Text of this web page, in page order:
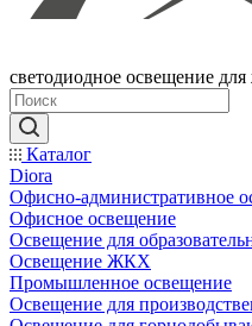
светодиодное освещение
Каталог
Diora
Офисно-административное
Офисное освещение
Освещение для
Освещение ЖКХ
Промышленное освещение
Освещение для